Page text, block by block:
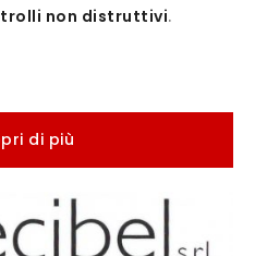
non distruttivi.
di più